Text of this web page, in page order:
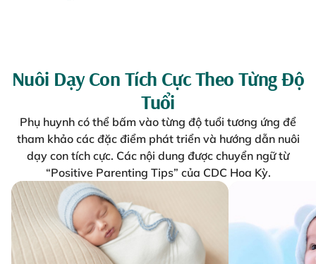
Nuôi Dạy Con Tích Cực Theo Từng Độ
Tuổi
Phụ huynh có thể bấm vào từng độ tuổi tương ứng để
tham khảo các đặc điểm phát triển và hướng dẫn nuôi
dạy con tích cực. Các nội dung được chuyển ngữ từ
“Positive Parenting Tips” của CDC Hoa Kỳ.